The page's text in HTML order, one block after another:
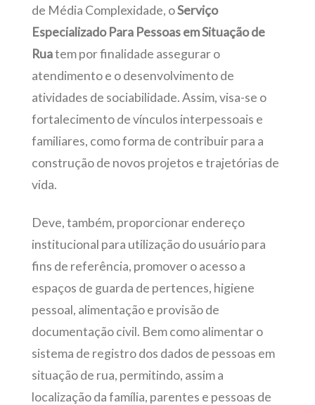
de Média Complexidade, oServiço
Especializado Para Pessoas em Situação de
Ruatem por finalidade assegurar o
atendimento e o desenvolvimento de
atividades de sociabilidade. Assim, visa-se o
fortalecimento de vínculos interpessoais e
familiares, como forma de contribuir para a
construção de novos projetos e trajetórias de
vida.
Deve, também, proporcionar endereço
institucional para utilização do usuário para
fins de referência, promover o acesso a
espaços de guarda de pertences, higiene
pessoal, alimentação e provisão de
documentação civil. Bem como alimentar o
sistema de registro dos dados de pessoas em
situação de rua, permitindo, assim a
localização da família, parentes e pessoas de